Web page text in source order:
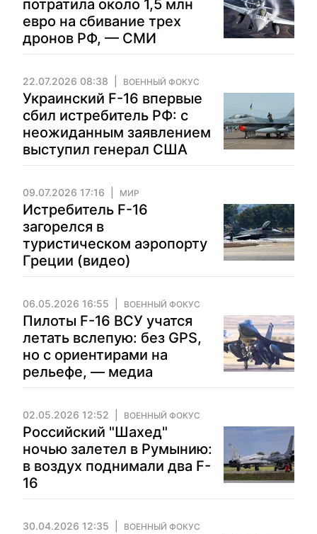
потратила около 1,5 млн
евро на сбивание трех
дронов РФ, — СМИ
22.07.2026 08:38 ВОЕННЫЙ ФОКУС
Украинский F-16 впервые
сбил истребитель РФ: с
неожиданным заявлением
выступил генерал США
09.07.2026 17:16 МИР
Истребитель F-16
загорелся в
туристическом аэропорту
Греции (видео)
06.05.2026 16:55 ВОЕННЫЙ ФОКУС
Пилоты F-16 ВСУ учатся
летать вслепую: без GPS,
но с ориентирами на
рельефе, — медиа
02.05.2026 12:52 ВОЕННЫЙ ФОКУС
Российский "Шахед"
ночью залетел в Румынию:
в воздух поднимали два F-
16
30.04.2026 12:35 ВОЕННЫЙ ФОКУС